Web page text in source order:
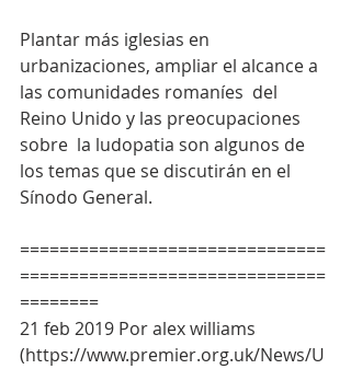
Plantar más iglesias en
urbanizaciones, ampliar el alcance a
las comunidades romaníes  del
Reino Unido y las preocupaciones
sobre  la ludopatia son algunos de
los temas que se discutirán en el
Sínodo General.
===============================
===============================
========
21 feb 2019 Por alex williams
(https://www.premier.org.uk/News/U